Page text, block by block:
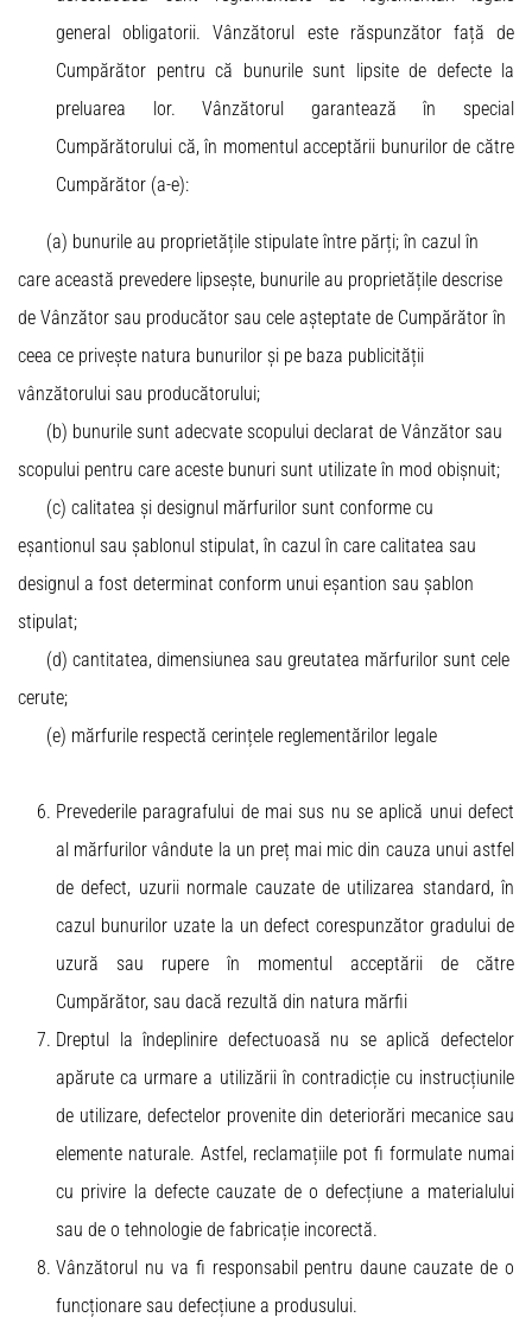
general obligatorii. Vânzătorul este răspunzător față de
Cumpărător pentru că bunurile sunt lipsite de defecte la
preluarea lor. Vânzătorul garantează în special
Cumpărătorului că, în momentul acceptării bunurilor de către
Cumpărător (a-e):
(a) bunurile au proprietățile stipulate între părți; în cazul în
care această prevedere lipsește, bunurile au proprietățile descrise
de Vânzător sau producător sau cele așteptate de Cumpărător în
ceea ce privește natura bunurilor și pe baza publicității
vânzătorului sau producătorului;
(b) bunurile sunt adecvate scopului declarat de Vânzător sau
scopului pentru care aceste bunuri sunt utilizate în mod obișnuit;
(c) calitatea și designul mărfurilor sunt conforme cu
eșantionul sau șablonul stipulat, în cazul în care calitatea sau
designul a fost determinat conform unui eșantion sau șablon
stipulat;
(d) cantitatea, dimensiunea sau greutatea mărfurilor sunt cele
cerute;
(e) mărfurile respectă cerințele reglementărilor legale
Prevederile paragrafului de mai sus nu se aplică unui defect
al mărfurilor vândute la un preț mai mic din cauza unui astfel
de defect, uzurii normale cauzate de utilizarea standard, în
cazul bunurilor uzate la un defect corespunzător gradului de
uzură sau rupere în momentul acceptării de către
Cumpărător, sau dacă rezultă din natura mărfii
Dreptul la îndeplinire defectuoasă nu se aplică defectelor
apărute ca urmare a utilizării în contradicție cu instrucțiunile
de utilizare, defectelor provenite din deteriorări mecanice sau
elemente naturale. Astfel, reclamațiile pot fi formulate numai
cu privire la defecte cauzate de o defecțiune a materialului
sau de o tehnologie de fabricație incorectă.
Vânzătorul nu va fi responsabil pentru daune cauzate de o
funcționare sau defecțiune a produsului.